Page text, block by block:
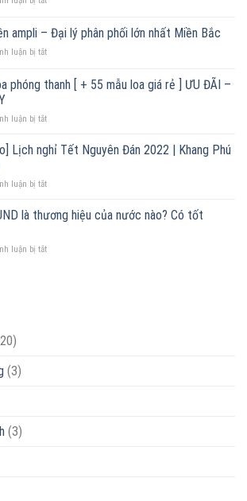
thông
báo
treo
chính
tốt
ampli – Đại lý phân phối lớn nhất Miền Bắc
luận bị tắtở
nén
liền
–
lý
phân
lớn
Miền
phóng thanh [ + 55 mẫu loa giá rẻ ] ƯU ĐÃI –
luận bị tắtở
tạo
loa
thanh
+
loa
Lịch nghỉ Tết Nguyên Đán 2022 | Khang Phú
luận bị tắtở
báo]
Tết
là thương hiệu của nước nào? Có tốt
luận bị tắtở
(3)
(3)